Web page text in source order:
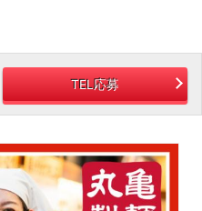
TEL応募